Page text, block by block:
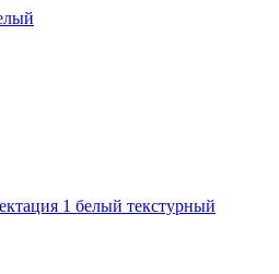
1 белый текстурный